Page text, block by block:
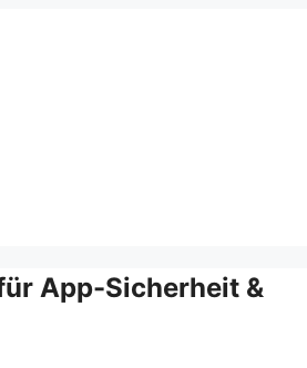
App-Sicherheit &